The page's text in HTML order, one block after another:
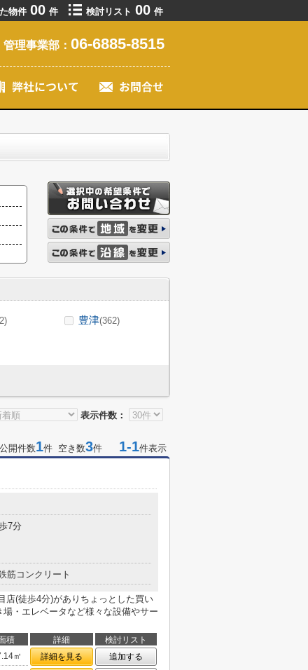
物件 00 件 検討リスト 00 件
管理事業部： 06-6885-8515
豊津(362)
表示件数：
開件数1件 空き数3件 1-1件表示
7分
筋コンクリート
店(徒歩4分)がありちょっとした買い
・エレベータなど様々な設備やサー
積 詳細
検討リスト
㎡ 詳細を見る
追加する